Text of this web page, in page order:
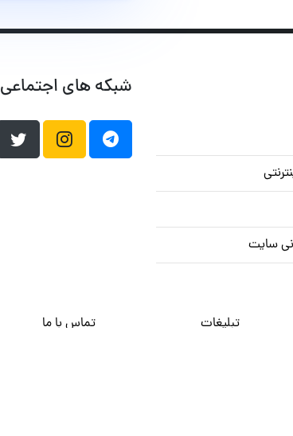
سایت
شبکه های اجتماعی
تبلیغات تماس با ما